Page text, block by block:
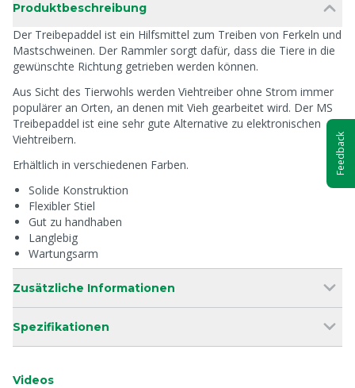
Produktbeschreibung
Der Treibepaddel ist ein Hilfsmittel zum Treiben von Ferkeln und
Mastschweinen. Der Rammler sorgt dafür, dass die Tiere in die
gewünschte Richtung getrieben werden können.
Aus Sicht des Tierwohls werden Viehtreiber ohne Strom immer
populärer an Orten, an denen mit Vieh gearbeitet wird. Der MS
Treibepaddel ist eine sehr gute Alternative zu elektronischen
Viehtreibern.
Erhältlich in verschiedenen Farben.
Solide Konstruktion
Flexibler Stiel
Gut zu handhaben
Langlebig
Wartungsarm
Zusätzliche Informationen
Spezifikationen
Videos
Feedback